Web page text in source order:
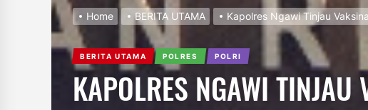
Home BERITA UTAMA Kapolres Ngawi Tinjau
BERITA UTAMA POLRES POLRI
KAPOLRES NGAWI